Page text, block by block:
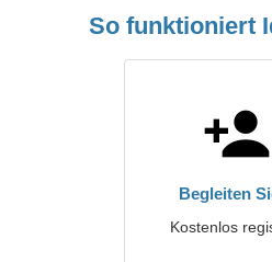
So funktioniert
Begleiten
Kostenlos